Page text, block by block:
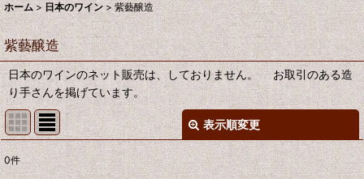
ホーム > 日本のワイン > 紫藝醸造
紫藝醸造
日本のワインのネット販売は、しておりません。 お取引のある造
り手さんを掲げています。
表示順変更
表示数 :
0件